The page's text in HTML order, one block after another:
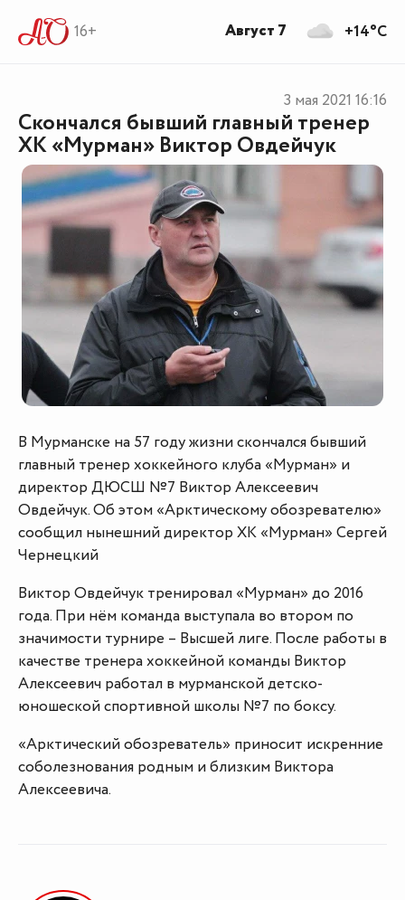
16+
Скончался бывший главный тренер
ХК «Мурман» Виктор Овдейчук
3 мая 2021 16:16
В Мурманске на 57 году жизни скончался бывший
главный тренер хоккейного клуба «Мурман» и
директор ДЮСШ №7 Виктор Алексеевич
Овдейчук. Об этом «Арктическому обозревателю»
сообщил нынешний директор ХК «Мурман» Сергей
Чернецкий
Виктор Овдейчук тренировал «Мурман» до 2016
года. При нём команда выступала во втором по
значимости турнире – Высшей лиге. После работы в
качестве тренера хоккейной команды Виктор
Алексеевич работал в мурманской детско-
юношеской спортивной школы №7 по боксу.
«Арктический обозреватель» приносит искренние
соболезнования родным и близким Виктора
Алексеевича.
+14°C
Август 7